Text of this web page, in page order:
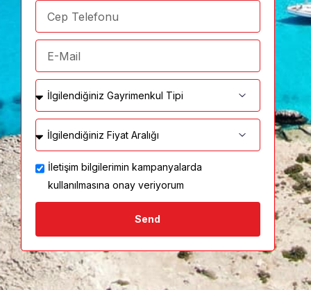
İletişim bilgilerimin kampanyalarda
kullanılmasına onay veriyorum
Send